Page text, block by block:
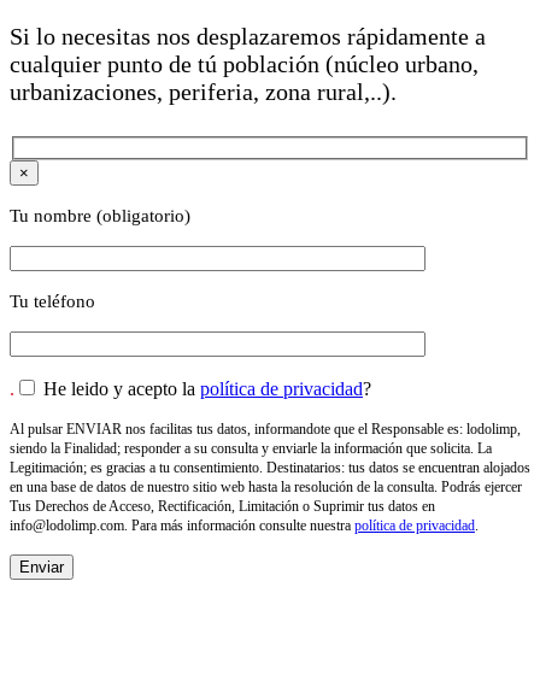
Si lo necesitas nos desplazaremos rápidamente a
cualquier punto de tú población (núcleo urbano,
urbanizaciones, periferia, zona rural,..).
×
Tu nombre (obligatorio)
Tu teléfono
. He leido y acepto la política de privacidad?
Al pulsar ENVIAR nos facilitas tus datos, informandote que el Responsable es: lodolimp,
siendo la Finalidad; responder a su consulta y enviarle la información que solicita. La
Legitimación; es gracias a tu consentimiento. Destinatarios: tus datos se encuentran alojados
en una base de datos de nuestro sitio web hasta la resolución de la consulta. Podrás ejercer
Tus Derechos de Acceso, Rectificación, Limitación o Suprimir tus datos en
info@lodolimp.com. Para más información consulte nuestra política de privacidad.